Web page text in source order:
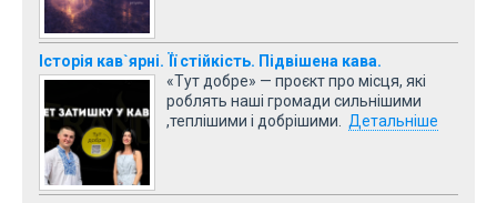
Історія кав`ярні. Її стійкість. Підвішена кава.
«Тут добре» — проєкт про місця, які
роблять наші громади сильнішими
,теплішими і добрішими. Детальніше